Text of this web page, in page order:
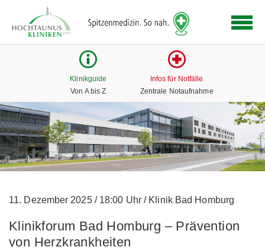
Link
zur
Klinikguide
Von A bis Z
Infos für Notfälle
Zentrale Notaufnahme
11. Dezember 2025 /18:00 Uhr/Klinik Bad Homburg
Klinikforum Bad Homburg – Prävention
von Herzkrankheiten